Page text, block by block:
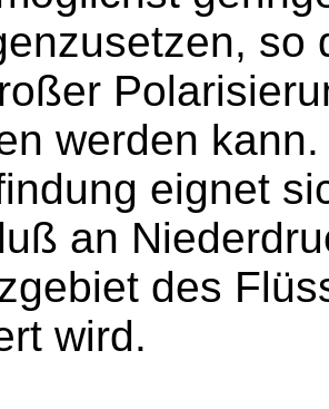
so
werden
eignet
an
des
wird.